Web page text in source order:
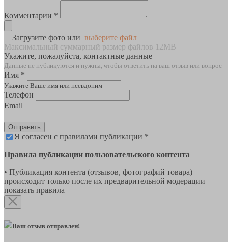
Комментарии *
Загрузите фото или выберите файл
Максимальный суммарный размер файлов 12MB
Укажите, пожалуйста, контактные данные
Данные не публикуются и нужны, чтобы ответить на ваш отзыв или вопрос
Имя *
Укажите Ваше имя или псевдоним
Телефон
Email
Отправить
Я согласен с правилами публикации *
Правила публикации пользовательского контента
• Публикация контента (отзывов, фотографий товара)
происходит только после их предварительной модерации
показать правила
Ваш отзыв отправлен!